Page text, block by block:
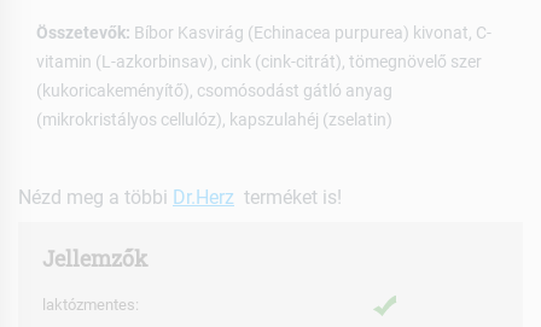
Összetevők: Bíbor Kasvirág (Echinacea purpurea) kivonat, C-
vitamin (L-azkorbinsav), cink (cink-citrát), tömegnövelő szer
(kukoricakeményítő), csomósodást gátló anyag
(mikrokristályos cellulóz), kapszulahéj (zselatin)
Nézd meg a többi Dr.Herz terméket is!
Jellemzők
laktózmentes: